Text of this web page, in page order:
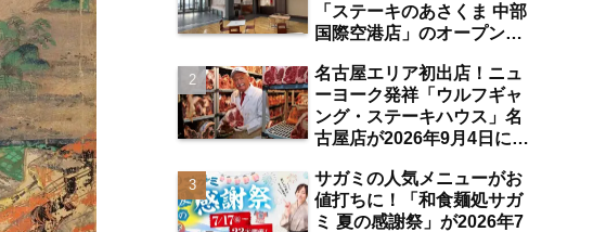
「ステーキのあさくま 中部
国際空港店」のオープン日
空港店舗ならではの注目サ
ービスは？【中部国際空
港】
名古屋エリア初出店！ニュ
ーヨーク発祥「ウルフギャ
ング・ステーキハウス」名
古屋店が2026年9月4日に
にオープン【伏見】
サガミの人気メニューがお
値打ちに！「和食麺処サガ
ミ 夏の感謝祭」が2026年7